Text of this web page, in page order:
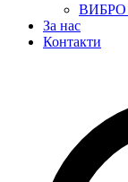
За нас
Контакти